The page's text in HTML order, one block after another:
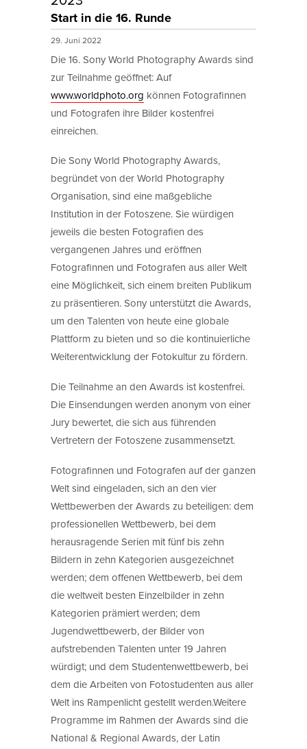
Start in die 16. Runde
29. Juni 2022
Die 16. Sony World Photography Awards sind
zur Teilnahme geöffnet: Auf
www.worldphoto.org können Fotografinnen
und Fotografen ihre Bilder kostenfrei
einreichen.
Die Sony World Photography Awards,
begründet von der World Photography
Organisation, sind eine maßgebliche
Institution in der Fotoszene. Sie würdigen
jeweils die besten Fotografien des
vergangenen Jahres und eröffnen
Fotografinnen und Fotografen aus aller Welt
eine Möglichkeit, sich einem breiten Publikum
zu präsentieren. Sony unterstützt die Awards,
um den Talenten von heute eine globale
Plattform zu bieten und so die kontinuierliche
Weiterentwicklung der Fotokultur zu fördern.
Die Teilnahme an den Awards ist kostenfrei.
Die Einsendungen werden anonym von einer
Jury bewertet, die sich aus führenden
Vertretern der Fotoszene zusammensetzt.
Fotografinnen und Fotografen auf der ganzen
Welt sind eingeladen, sich an den vier
Wettbewerben der Awards zu beteiligen: dem
professionellen Wettbewerb, bei dem
herausragende Serien mit fünf bis zehn
Bildern in zehn Kategorien ausgezeichnet
werden; dem offenen Wettbewerb, bei dem
die weltweit besten Einzelbilder in zehn
Kategorien prämiert werden; dem
Jugendwettbewerb, der Bilder von
aufstrebenden Talenten unter 19 Jahren
würdigt; und dem Studentenwettbewerb, bei
dem die Arbeiten von Fotostudenten aus aller
Welt ins Rampenlicht gestellt werden.Weitere
Programme im Rahmen der Awards sind die
National & Regional Awards, der Latin